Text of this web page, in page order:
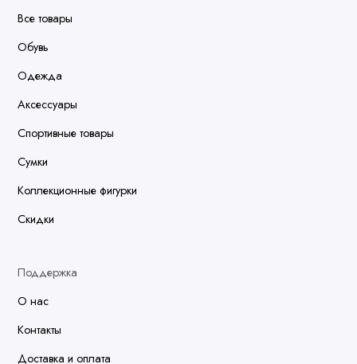
Все товары
Обувь
Одежда
Аксессуары
Спортивные товары
Сумки
Коллекционные фигурки
Скидки
Поддержка
О нас
Контакты
Доставка и оплата